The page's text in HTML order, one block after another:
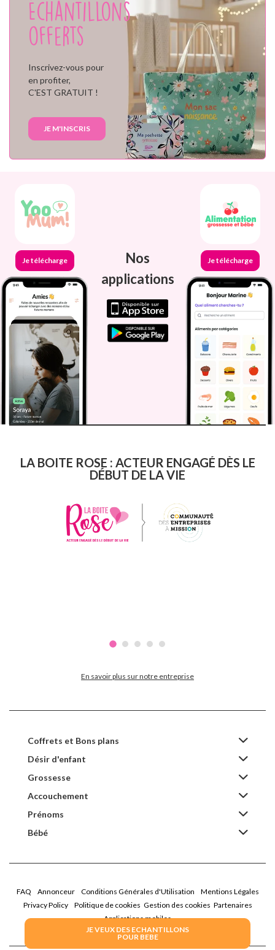
JE VEUX DES ECHANTILLONS
POUR BEBE
Échantillons
offerts
Inscrivez-vous pour
en profiter,
C'EST GRATUIT !
JE M'INSCRIS
Je télécharge
Nos
applications
Je télécharge
LA BOITE ROSE : ACTEUR ENGAGÉ DÈS LE
DÉBUT DE LA VIE
En savoir plus sur notre entreprise
Coffrets et Bons plans
Désir d'enfant
Grossesse
Accouchement
Prénoms
Bébé
FAQ Annonceur Conditions Générales d'Utilisation
Mentions Légales
Privacy Policy
Politique de cookies Gestion des cookies Partenaires
Applications mobiles